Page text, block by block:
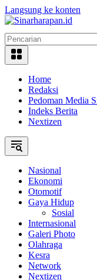
Langsung ke konten
Home
Redaksi
Pedoman Media
Indeks Berita
Nextizen
Nasional
Ekonomi
Otomotif
Gaya Hidup
Sosial
Internasional
Galeri Photo
Olahraga
Kesra
Network
Nextizen